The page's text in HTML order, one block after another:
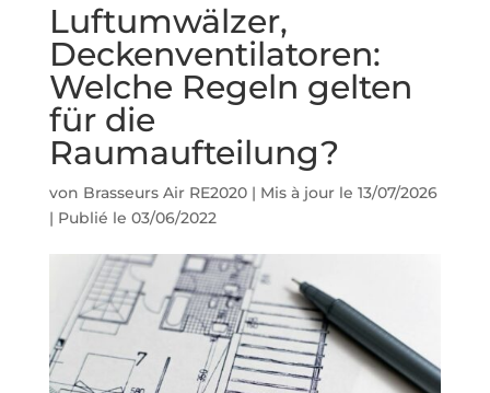
Luftumwälzer,
Deckenventilatoren:
Welche Regeln gelten
für die
Raumaufteilung?
von Brasseurs Air RE2020| Mis à jour le 13/07/2026
| Publié le 03/06/2022